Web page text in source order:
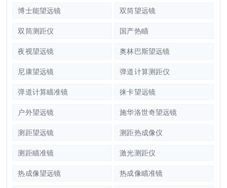
博士能望远镜 双筒望远镜
双筒测距仪 国产热瞄
夜视望远镜 奥林巴斯望远镜
尼康望远镜 弹道计算测距仪
弹道计算瞄准镜 徕卡望远镜
户外望远镜 施华洛世奇望远镜
测距望远镜 测距热成像仪
测距瞄准镜 激光测距仪
热成像望远镜 热成像瞄准镜